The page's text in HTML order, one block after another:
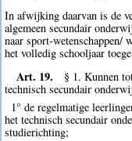
In afwijking daarvan is de
algemeen secundair
naar sport-wetenschappen/
het volledig schooljaar
Art. 19.
§ 1. Kunnen
technisch secundair
1° de regelmatige
het technisch secundair
studierichting;